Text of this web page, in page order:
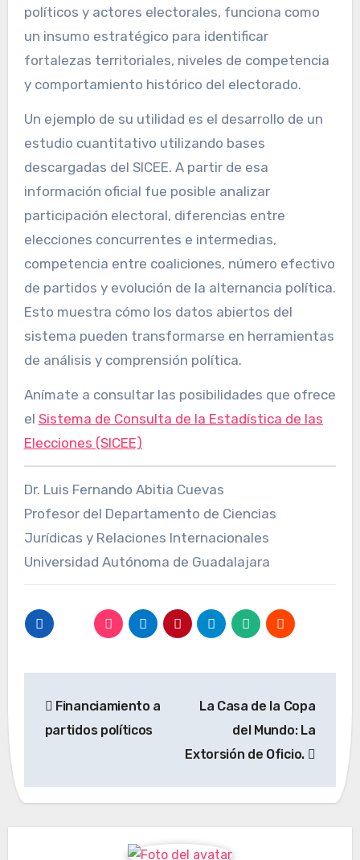
políticos y actores electorales, funciona como
un insumo estratégico para identificar
fortalezas territoriales, niveles de competencia
y comportamiento histórico del electorado.
Un ejemplo de su utilidad es el desarrollo de un
estudio cuantitativo utilizando bases
descargadas del SICEE. A partir de esa
información oficial fue posible analizar
participación electoral, diferencias entre
elecciones concurrentes e intermedias,
competencia entre coaliciones, número efectivo
de partidos y evolución de la alternancia política.
Esto muestra cómo los datos abiertos del
sistema pueden transformarse en herramientas
de análisis y comprensión política.
Anímate a consultar las posibilidades que ofrece
el Sistema de Consulta de la Estadística de las
Elecciones (SICEE)
Dr. Luis Fernando Abitia Cuevas
Profesor del Departamento de Ciencias
Jurídicas y Relaciones Internacionales
Universidad Autónoma de Guadalajara
de
Financiamiento a
partidos políticos
La Casa de la Copa
del Mundo: La
Extorsión de Oficio.